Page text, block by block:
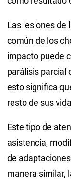
Las lesiones de
común de los
impacto puede
parálisis parcial
esto significa
resto de sus
Este tipo de
asistencia,
de
manera similar,